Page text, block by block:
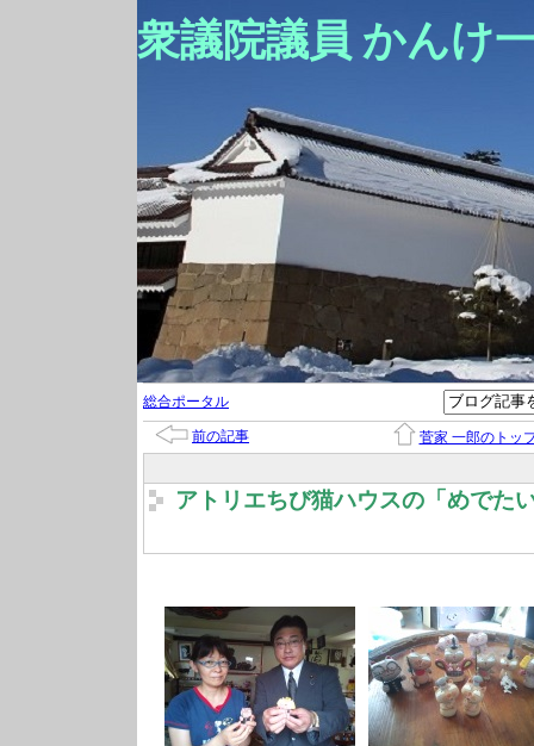
衆議院議員 かんけ
総合ポータル
前の記事 菅家 一郎のトッ
アトリエちび猫ハウスの「めでた